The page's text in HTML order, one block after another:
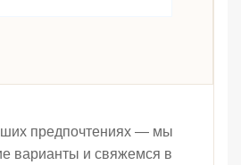
предпочтениях — мы
варианты и свяжемся в